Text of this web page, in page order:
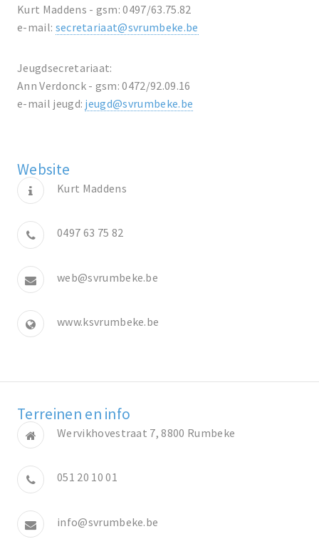
Kurt Maddens - gsm: 0497/63.75.82
e-mail: secretariaat@svrumbeke.be
Jeugdsecretariaat:
Ann Verdonck - gsm: 0472/92.09.16
e-mail jeugd: jeugd@svrumbeke.be
Website
Kurt Maddens
0497 63 75 82
web@svrumbeke.be
www.ksvrumbeke.be
Terreinen en info
Wervikhovestraat 7, 8800 Rumbeke
051 20 10 01
info@svrumbeke.be